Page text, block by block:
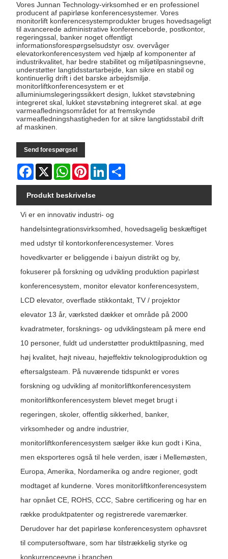
Vores Junnan Technology-virksomhed er en professionel
producent af papirløse konferencesystemer. Vores
monitorlift konferencesystemprodukter bruges hovedsageligt
til avancerede administrative konferenceborde, postkontor,
regeringssal, banker noget offentligt
informationsforespørgselsudstyr osv. overvåger
elevatorkonferencesystem ved hjælp af komponenter af
industrikvalitet, har bedre stabilitet og miljøtilpasningsevne,
understøtter langtidsstartarbejde, kan sikre en stabil og
kontinuerlig drift i det barske arbejdsmiljø.
monitorliftkonferencesystem er et
alluminiumslegeringssikkert design, lukket støvstøbning
integreret skal, lukket støvstøbning integreret skal. at øge
varmeafledningsområdet for at fremskynde
varmeafledningshastigheden for at sikre langtidsstabil drift
af maskinen.
Send forespørgsel
Facebook
X WhatsAppPinterestLinkedIn
Produkt beskrivelse
Vi er en innovativ industri- og
handelsintegrationsvirksomhed, hovedsagelig beskæftiget
med udstyr til kontorkonferencesystemer. Vores
hovedkvarter er beliggende i baiyun distrikt og by,
fokuserer på forskning og udvikling produktion papirløst
konferencesystem, monitor elevator konferencesystem,
LCD elevator, overflade stikkontakt, TV / projektor
elevator 13 år, værksted dækker et område på 2000
kvadratmeter, forsknings- og udviklingsteam på mere end
10 personer, fuldt ud understøtter produkttilpasning, med
høj kvalitet, højt niveau, højeffektiv teknologiproduktion og
eftersalgsteam. På nuværende tidspunkt er vores
forskning og udvikling af monitorliftkonferencesystem
monitorliftkonferencesystem blevet meget brugt i
regeringen, skoler, offentlig sikkerhed, banker,
virksomheder og andre industrier,
monitorliftkonferencesystem sælger ikke kun godt i Kina,
men eksporteres også til hele verden, især i Mellemøsten,
Europa, Amerika, Nordamerika og andre regioner, godt
modtaget af kunderne. Vores monitorliftkonferencesystem
har opnået CE, ROHS, CCC, Sabre certificering og har en
række produktpatenter og registrerede varemærker.
Derudover har det papirløse konferencesystem ophavsret
til computersoftware, som har tilstrækkelig styrke og
konkurrenceevne i branchen.